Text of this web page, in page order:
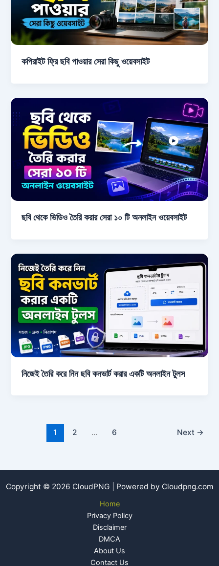
কপিরাইট ফ্রি ছবি পাওয়ার সেরা কিছু ওয়েবসাইট
ছবি থেকে ভিডিও তৈরি করার সেরা ১০ টি অনলাইন ওয়েবসাইট
নিজেই তৈরি করে নিন ছবি কনভার্ট করার একটি অনলাইন টুলস
1 2 … 6 Next →
Copyright © 2026 CloudPNG | Powered by Cloudpng.com
Home
Privacy Policy
Disclaimer
DMCA
About Us
Contact Us